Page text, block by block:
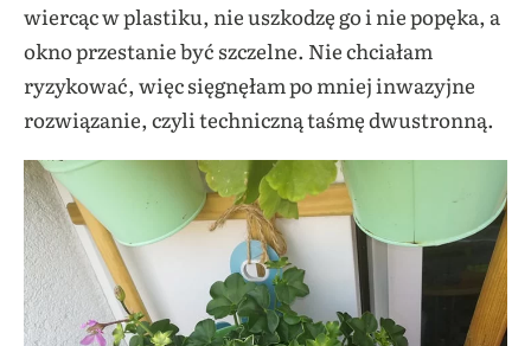
wiercąc w plastiku, nie uszkodzę go i nie popęka, a
okno przestanie być szczelne. Nie chciałam
ryzykować, więc sięgnęłam po mniej inwazyjne
rozwiązanie, czyli techniczną taśmę dwustronną.